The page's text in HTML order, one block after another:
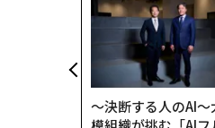
〜決断する人のAI〜